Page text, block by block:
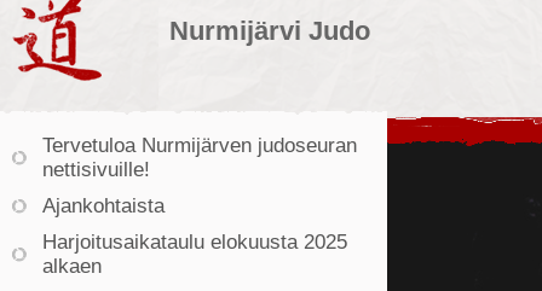
Nurmijärvi Judo
Tervetuloa Nurmijärven judoseuran
nettisivuille!
Ajankohtaista
Harjoitusaikataulu elokuusta 2025
alkaen